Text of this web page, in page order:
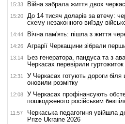
15:33 Війна забрала життя двох
15:20
До 14 тисяч доларів за втечу:
схему незаконного виїзду
14:44 Вічна пам'ять: пішла з життя
14:26 Аграрії Черкащини зібрали
13:14
Без генератора, пандуса та з
Черкасах перевірили
12:31
У Черкасах готують дороги біля
оновили розмітку
12:08
У Черкасах профінансують
пошкодженого російським
11:57
Черкаська педагогиня увійшла
Prize Ukraine 2026